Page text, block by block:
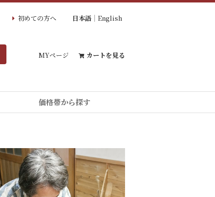
初めての方へ 日本語 English
MYページ カートを見る
価格帯から探す